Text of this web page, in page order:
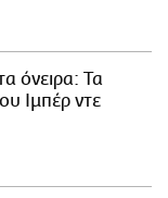
όνειρα: Τα
Ιμπέρ ντε